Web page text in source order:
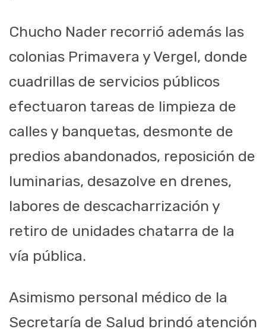
Chucho Nader recorrió además las
colonias Primavera y Vergel, donde
cuadrillas de servicios públicos
efectuaron tareas de limpieza de
calles y banquetas, desmonte de
predios abandonados, reposición de
luminarias, desazolve en drenes,
labores de descacharrización y
retiro de unidades chatarra de la
vía pública.
Asimismo personal médico de la
Secretaría de Salud brindó atención